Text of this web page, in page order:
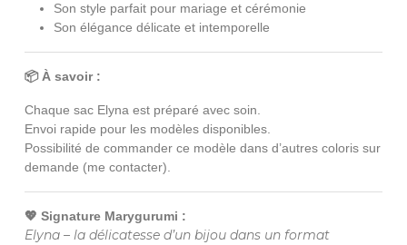
Son style parfait pour mariage et cérémonie
Son élégance délicate et intemporelle
📦 À savoir :
Chaque sac Elyna est préparé avec soin.
Envoi rapide pour les modèles disponibles.
Possibilité de commander ce modèle dans d’autres coloris sur
demande (me contacter).
💖 Signature Marygurumi :
Elyna – la délicatesse d’un bijou dans un format